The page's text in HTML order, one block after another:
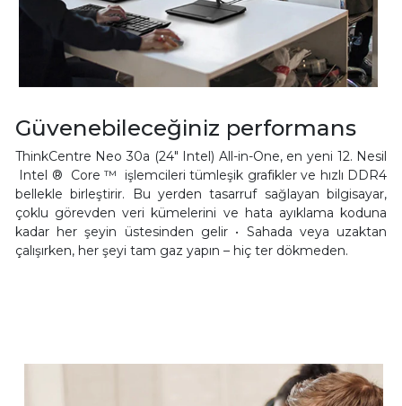
Güvenebileceğiniz performans
ThinkCentre Neo 30a (24" Intel) All-in-One, en yeni 12. Nesil
Intel ® Core ™ işlemcileri tümleşik grafikler ve hızlı DDR4
bellekle birleştirir. Bu yerden tasarruf sağlayan bilgisayar,
çoklu görevden veri kümelerini ve hata ayıklama koduna
kadar her şeyin üstesinden gelir • Sahada veya uzaktan
çalışırken, her şeyi tam gaz yapın – hiç ter dökmeden.